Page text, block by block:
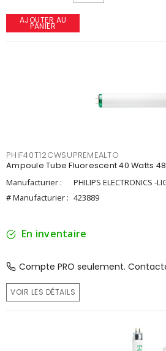
AJOUTER AU
PANIER
PHIF40T12CWSUPREMEALTO
Ampoule Tube Fluorescent 40 Watts 48
Manufacturier :
PHILIPS ELECTRONICS -
# Manufacturier : 423889
En inventaire
Compte PRO seulement.
VOIR LES DÉTAILS